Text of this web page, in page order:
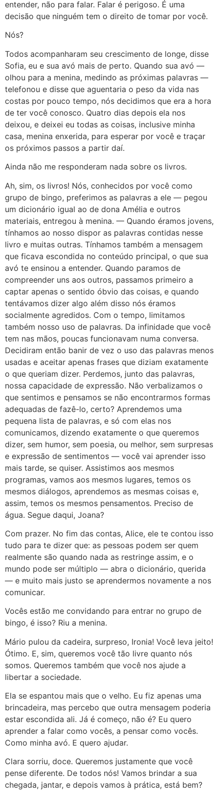
entender, não para falar. Falar é perigoso. É uma
decisão que ninguém tem o direito de tomar por você.
Nós?
Todos acompanharam seu crescimento de longe, disse
Sofia, eu e sua avó mais de perto. Quando sua avó —
olhou para a menina, medindo as próximas palavras —
telefonou e disse que aguentaria o peso da vida nas
costas por pouco tempo, nós decidimos que era a hora
de ter você conosco. Quatro dias depois ela nos
deixou, e deixei eu todas as coisas, inclusive minha
casa, menina enxerida, para esperar por você e traçar
os próximos passos a partir daí.
Ainda não me responderam nada sobre os livros.
Ah, sim, os livros! Nós, conhecidos por você como
grupo de bingo, preferimos as palavras a ele — pegou
um dicionário igual ao de dona Amélia e outros
materiais, entregou à menina. — Quando éramos jovens,
tínhamos ao nosso dispor as palavras contidas nesse
livro e muitas outras. Tínhamos também a mensagem
que ficava escondida no conteúdo principal, o que sua
avó te ensinou a entender. Quando paramos de
compreender uns aos outros, passamos primeiro a
captar apenas o sentido óbvio das coisas, e quando
tentávamos dizer algo além disso nós éramos
socialmente agredidos. Com o tempo, limitamos
também nosso uso de palavras. Da infinidade que você
tem nas mãos, poucas funcionavam numa conversa.
Decidiram então banir de vez o uso das palavras menos
usadas e aceitar apenas frases que diziam exatamente
o que queriam dizer. Perdemos, junto das palavras,
nossa capacidade de expressão. Não verbalizamos o
que sentimos e pensamos se não encontrarmos formas
adequadas de fazê-lo, certo? Aprendemos uma
pequena lista de palavras, e só com elas nos
comunicamos, dizendo exatamente o que queremos
dizer, sem humor, sem poesia, ou melhor, sem surpresas
e expressão de sentimentos — você vai aprender isso
mais tarde, se quiser. Assistimos aos mesmos
programas, vamos aos mesmos lugares, temos os
mesmos diálogos, aprendemos as mesmas coisas e,
assim, temos os mesmos pensamentos. Preciso de
água. Segue daqui, Joana?
Com prazer. No fim das contas, Alice, ele te contou isso
tudo para te dizer que: as pessoas podem ser quem
realmente são quando nada as restringe assim, e o
mundo pode ser múltiplo — abra o dicionário, querida
— e muito mais justo se aprendermos novamente a nos
comunicar.
Vocês estão me convidando para entrar no grupo de
bingo, é isso? Riu a menina.
Mário pulou da cadeira, surpreso, Ironia! Você leva jeito!
Ótimo. E, sim, queremos você tão livre quanto nós
somos. Queremos também que você nos ajude a
libertar a sociedade.
Ela se espantou mais que o velho. Eu fiz apenas uma
brincadeira, mas percebo que outra mensagem poderia
estar escondida ali. Já é começo, não é? Eu quero
aprender a falar como vocês, a pensar como vocês.
Como minha avó. E quero ajudar.
Clara sorriu, doce. Queremos justamente que você
pense diferente. De todos nós! Vamos brindar a sua
chegada, jantar, e depois vamos à prática, está bem?